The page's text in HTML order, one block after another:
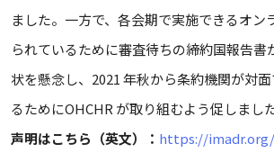
ました。一方で、各会期で実施できるオン
られているために審査待ちの締約国報告書
状を懸念し、2021 年秋から条約機関が対
るためにOHCHR が取り組むよう促しました
声明はこちら（英文）： https://